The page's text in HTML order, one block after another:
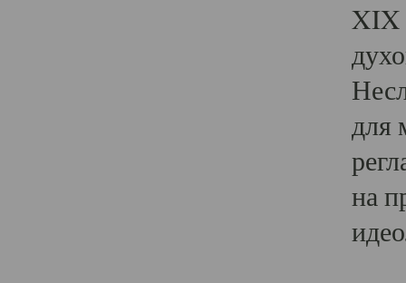
XIX
для
на